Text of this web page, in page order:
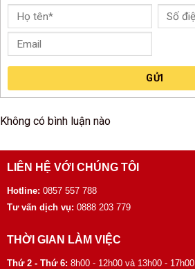
GỬI
Không có bình luận nào
LIÊN HỆ VỚI CHÚNG TÔI
Hotline: 0857 557 788
Tư vấn dịch vụ: 0888 203 779
THỜI GIAN LÀM VIỆC
Thứ 2 - Thứ 6: 8h00 - 12h00 và 13h00 - 17h00.